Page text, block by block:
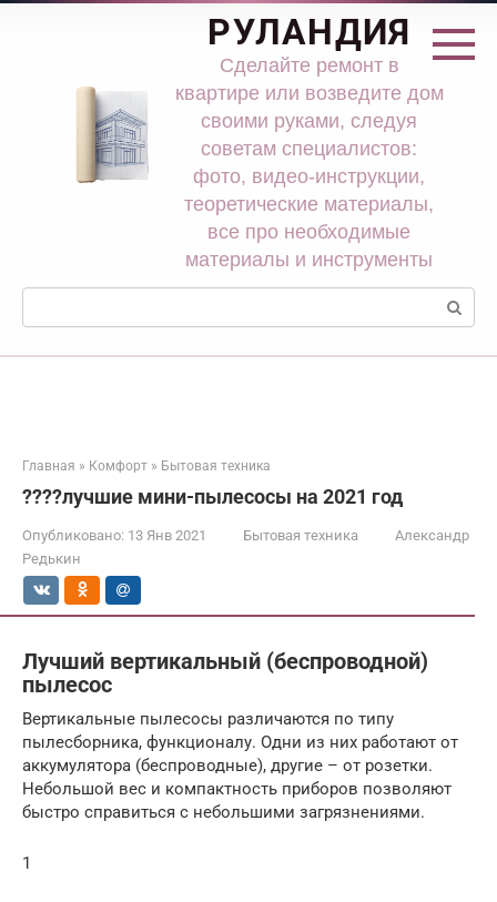
Перейти
РУЛАНДИЯ
Сделайте ремонт в
квартире или возведите дом
своими руками, следуя
советам специалистов:
фото, видео-инструкции,
теоретические материалы,
все про необходимые
материалы и инструменты
Поиск:
Главная » Комфорт » Бытовая техника
????лучшие мини-пылесосы на 2021 год
Опубликовано: 13 Янв 2021 Бытовая техника
Александр
Редькин
Лучший вертикальный (беспроводной)
пылесос
Вертикальные пылесосы различаются по типу
пылесборника, функционалу. Одни из них работают от
аккумулятора (беспроводные), другие – от розетки.
Небольшой вес и компактность приборов позволяют
быстро справиться с небольшими загрязнениями.
1